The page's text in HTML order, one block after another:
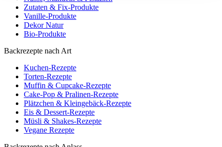
Zutaten & Fix-Produkte
Vanille-Produkte
Dekor Natur
Bio-Produkte
Backrezepte nach Art
Kuchen-Rezepte
Torten-Rezepte
Muffin & Cupcake-Rezepte
Cake-Pop & Pralinen-Rezepte
Plätzchen & Kleingebäck-Rezepte
Eis & Dessert-Rezepte
Müsli & Shakes-Rezepte
Vegane Rezepte